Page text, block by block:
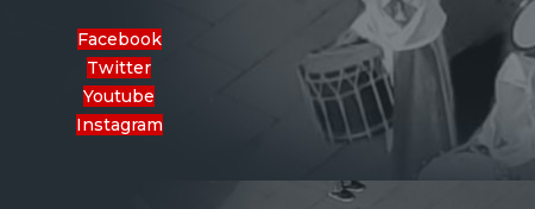
Facebook
Twitter
Youtube
Instagram